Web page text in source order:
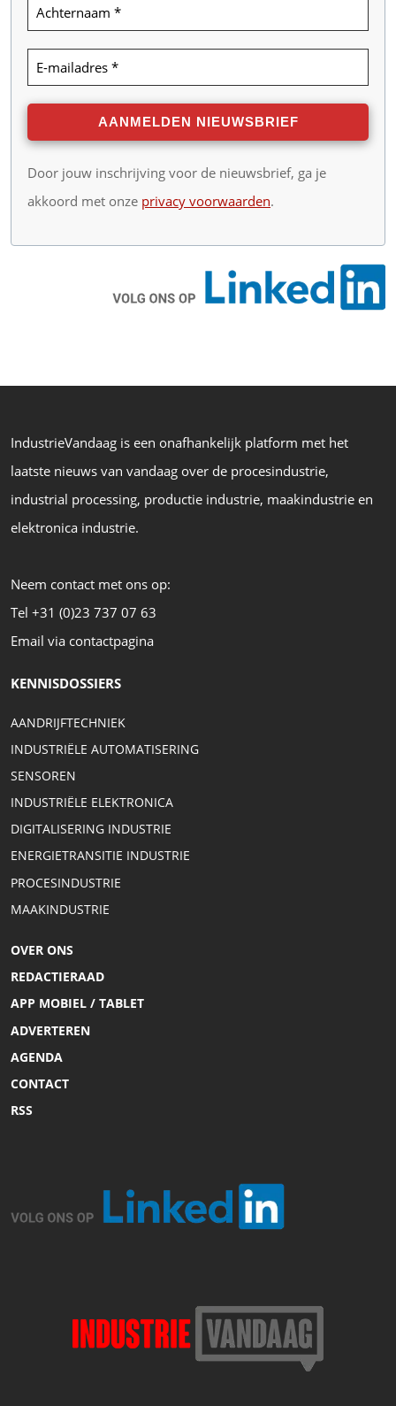
Door jouw inschrijving voor de nieuwsbrief, ga je
akkoord met onze privacy voorwaarden.
IndustrieVandaag is een onafhankelijk platform met het
laatste nieuws van vandaag over de procesindustrie,
industrial processing, productie industrie, maakindustrie en
elektronica industrie.
Neem contact met ons op:
Tel +31 (0)23 737 07 63
Email via contactpagina
KENNISDOSSIERS
AANDRIJFTECHNIEK
INDUSTRIËLE AUTOMATISERING
SENSOREN
INDUSTRIËLE ELEKTRONICA
DIGITALISERING INDUSTRIE
ENERGIETRANSITIE INDUSTRIE
PROCESINDUSTRIE
MAAKINDUSTRIE
OVER ONS
REDACTIERAAD
APP MOBIEL / TABLET
ADVERTEREN
AGENDA
CONTACT
RSS